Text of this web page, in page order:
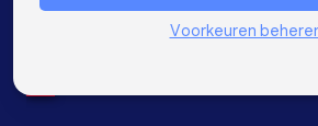
Verhuisbedrijven in
Nederland
Voorkeuren